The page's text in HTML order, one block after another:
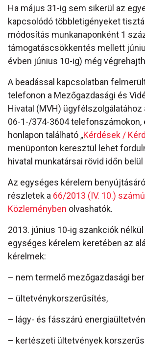
Ha május 31-ig sem sikerül az
kapcsolódó többletigényeket
módosítás munkanaponként 1
támogatáscsökkentés mellett
évben június 10-ig) még
A beadással kapcsolatban
telefonon a Mezőgazdasági és
Hivatal (MVH) ügyfélszolgálatához
06-1-/374-3604 telefonszámokon,
honlapon található „Kérdések /
menüponton keresztül lehet
hivatal munkatársai rövid időn
Az egységes kérelem
részletek a 66/2013 (IV. 10.)
Közleményben olvashatók.
2013. június 10-ig szankciók
egységes kérelem keretében az
kérelmek:
– nem termelő mezőgazdasági
– ültetvénykorszerűsítés,
– lágy- és fásszárú
– kertészeti ültetvények